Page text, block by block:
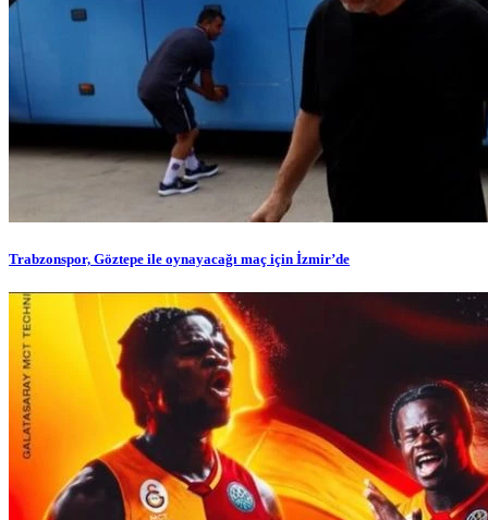
Trabzonspor, Göztepe ile oynayacağı maç için İzmir’de